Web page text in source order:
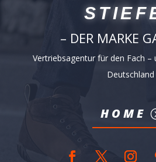
– DER MARKE
Vertriebsagentur für den Fach –
Deutschland
HOME